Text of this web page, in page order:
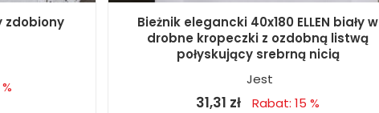
zdobiony
Bieżnik elegancki 40x180 ELLEN biały w
drobne kropeczki z ozdobną listwą
połyskujący srebrną nicią
Jest
31,31 zł Rabat: 15 %